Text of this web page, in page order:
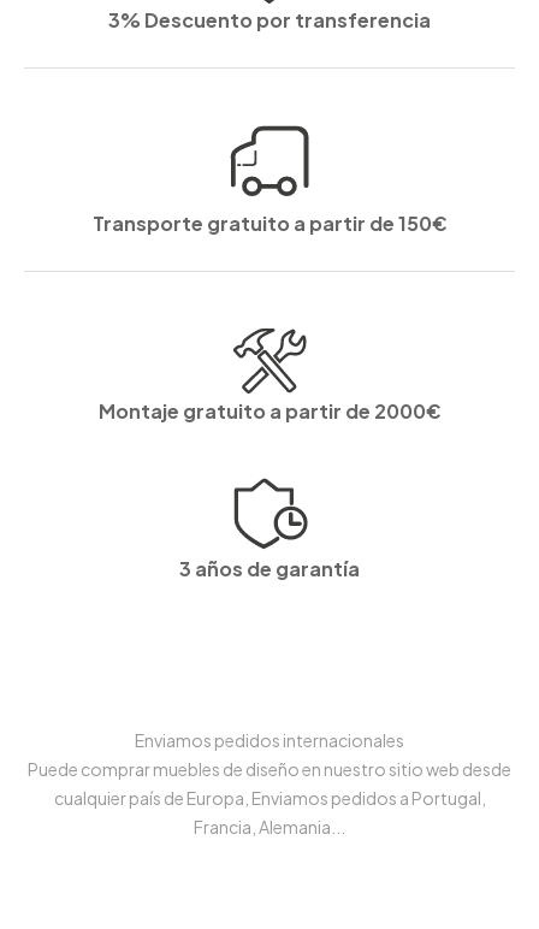
3% Descuento por transferencia
Transporte gratuito a partir de 150€
Montaje gratuito a partir de 2000€
3 años de garantía
Enviamos pedidos internacionales
Puede comprar muebles de diseño en nuestro sitio web desde
cualquier país de Europa, Enviamos pedidos a Portugal,
Francia, Alemania...